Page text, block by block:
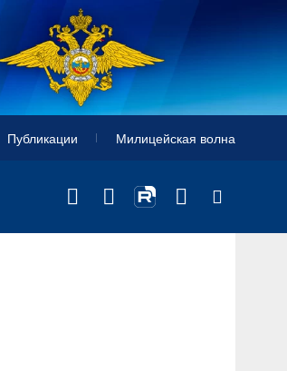
Публикации Милицейская волна